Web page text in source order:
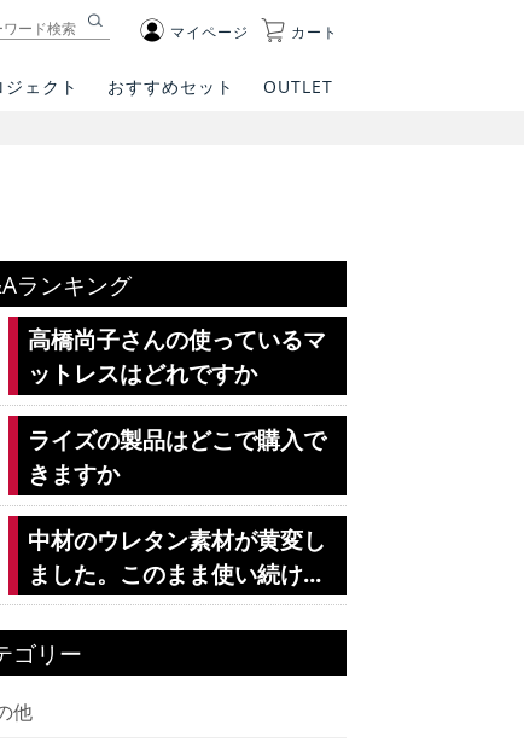
マイページ カート
ェクト おすすめセット OUTLET
ランキング
高橋尚子さんの使っているマ
ットレスはどれですか
ライズの製品はどこで購入で
きますか
中材のウレタン素材が黄変し
ました。このまま使い続け...
ゴリー
他